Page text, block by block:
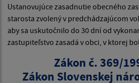
Ustanovujúce zasadnutie obecného
starosta zvolený v predchádzajúcom
aby sa uskutočnilo do 30 dní od
zastupiteľstvo zasadá v obci, v ktorej
Zákon č. 369/
Zákon Slovenskej